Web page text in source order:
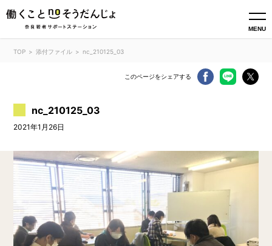
MENU
TOP 添付ファイル nc_210125_03
このページをシェアする
nc_210125_03
2021年1月26日